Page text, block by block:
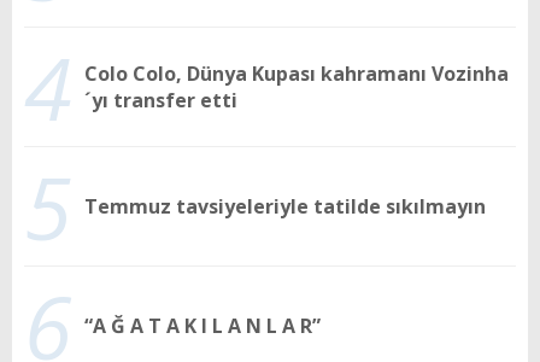
4 Colo Colo, Dünya Kupası kahramanı Vozinha
´yı transfer etti
5 Temmuz tavsiyeleriyle tatilde sıkılmayın
6 “A Ğ A T A K I L A N L A R”